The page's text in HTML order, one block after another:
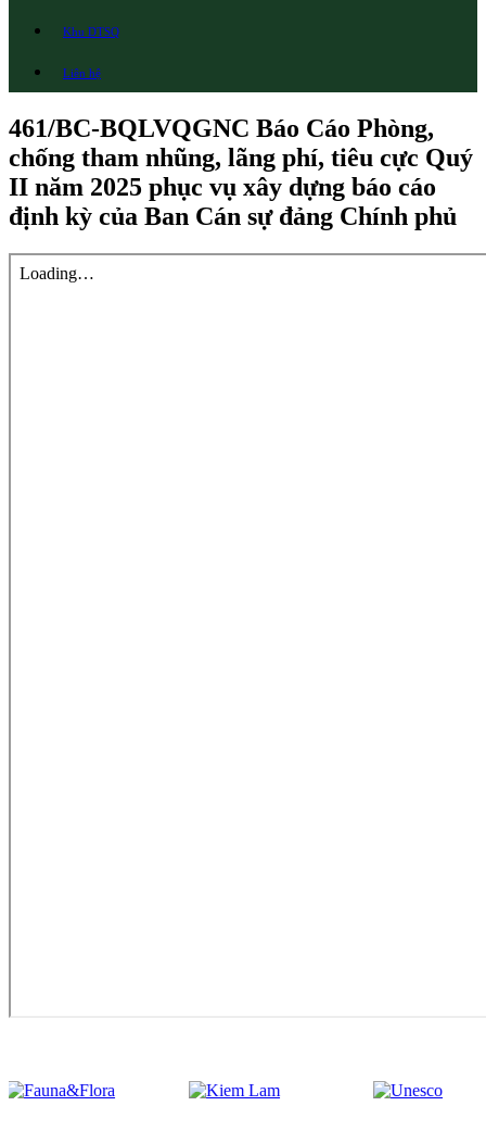
Khu DTSQ
Liên hệ
461/BC-BQLVQGNC Báo Cáo Phòng,
chống tham nhũng, lãng phí, tiêu cực Quý
II năm 2025 phục vụ xây dựng báo cáo
định kỳ của Ban Cán sự đảng Chính phủ